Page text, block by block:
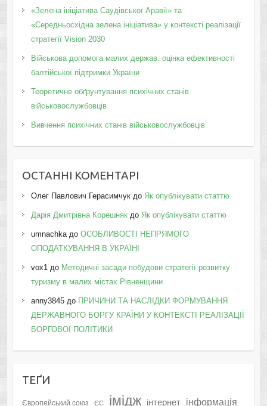
«Зелена ініціатива Саудівської Аравії» та
«Середньосхідна зелена ініціатива» у контексті реалізації
стратегії Vision 2030
Військова допомога малих держав: оцінка ефективності
балтійської підтримки України
Теоретичне обґрунтування психічних станів
військовослужбовців
Вивчення психічних станів військовослужбовців
ОСТАННІ КОМЕНТАРІ
Олег Павлович Герасимчукдо Як опублікувати статтю
Дарія Дмитрівна Корешнякдо Як опублікувати статтю
umnachkaдо ОСОБЛИВОСТІ НЕПРЯМОГО
ОПОДАТКУВАННЯ В УКРАЇНІ
vox1до Методичні засади побудови стратегії розвитку
туризму в малих містах Рівненщини
anny3845до ПРИЧИНИ ТА НАСЛІДКИ ФОРМУВАННЯ
ДЕРЖАВНОГО БОРГУ КРАЇНИ У КОНТЕКСТІ РЕАЛІЗАЦІЇ
БОРГОВОЇ ПОЛІТИКИ
ТЕҐИ
Європейський союз ЄС імідж інтернет інформація